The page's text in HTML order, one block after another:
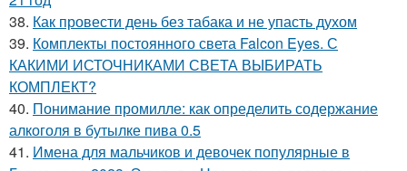
38. Как провести день без табака и не упасть духом
39. Комплекты постоянного света Falcon Eyes. С
КАКИМИ ИСТОЧНИКАМИ СВЕТА ВЫБИРАТЬ
КОМПЛЕКТ?
40. Понимание промилле: как определить содержание
алкоголя в бутылке пива 0.5
41. Имена для мальчиков и девочек популярные в